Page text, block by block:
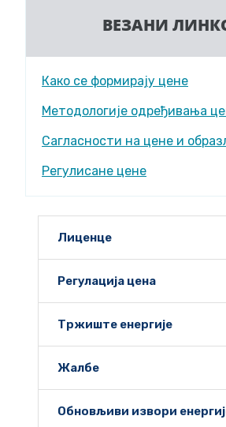
ВЕЗАНИ
Како се формирају цене
Методологије одређивања
Сагласности на цене и
Регулисане цене
Лиценце
Регулација цена
Тржиште енергије
Жалбе
Обновљиви извори